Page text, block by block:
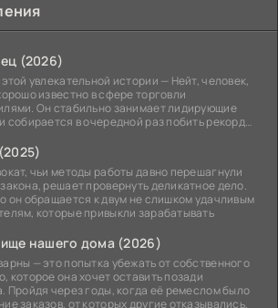
(2026)
увлекательной истории — Нейт, человек,
известно в сфере торговли
Он стабильно занимает лидирующие
собирается в очередной раз побить рекорд
чьи методы работы давно перешагнули
решает провернуть деликатное дело.
он обращается к двум не слишком удачливым
которые привыкли зарабатывать
нашего дома (2026)
— это попытка убежать от собственного
которое она хочет оставить позади
Пройдя через годы, когда её ремеслом было
заказов, от которых другие отказывались,